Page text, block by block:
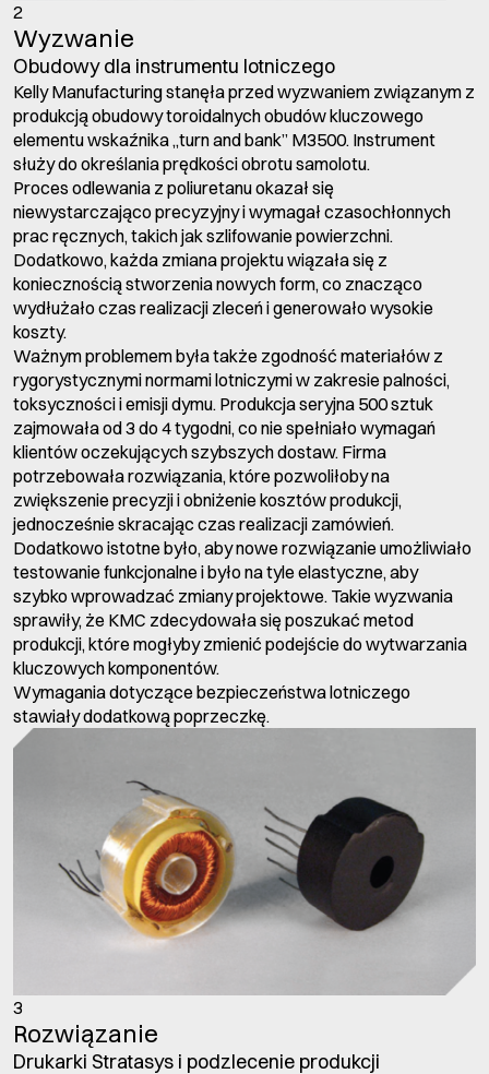
2
Wyzwanie
Obudowy dla instrumentu lotniczego
Kelly Manufacturing stanęła przed wyzwaniem związanym z
produkcją obudowy toroidalnych obudów kluczowego
elementu wskaźnika „turn and bank” M3500. Instrument
służy do określania prędkości obrotu samolotu.
Proces odlewania z poliuretanu okazał się
niewystarczająco precyzyjny i wymagał czasochłonnych
prac ręcznych, takich jak szlifowanie powierzchni.
Dodatkowo, każda zmiana projektu wiązała się z
koniecznością stworzenia nowych form, co znacząco
wydłużało czas realizacji zleceń i generowało wysokie
koszty.
Ważnym problemem była także zgodność materiałów z
rygorystycznymi normami lotniczymi w zakresie palności,
toksyczności i emisji dymu. Produkcja seryjna 500 sztuk
zajmowała od 3 do 4 tygodni, co nie spełniało wymagań
klientów oczekujących szybszych dostaw. Firma
potrzebowała rozwiązania, które pozwoliłoby na
zwiększenie precyzji i obniżenie kosztów produkcji,
jednocześnie skracając czas realizacji zamówień.
Dodatkowo istotne było, aby nowe rozwiązanie umożliwiało
testowanie funkcjonalne i było na tyle elastyczne, aby
szybko wprowadzać zmiany projektowe. Takie wyzwania
sprawiły, że KMC zdecydowała się poszukać metod
produkcji, które mogłyby zmienić podejście do wytwarzania
kluczowych komponentów.
Wymagania dotyczące bezpieczeństwa lotniczego
stawiały dodatkową poprzeczkę.
3
Rozwiązanie
Drukarki Stratasys i podzlecenie produkcji